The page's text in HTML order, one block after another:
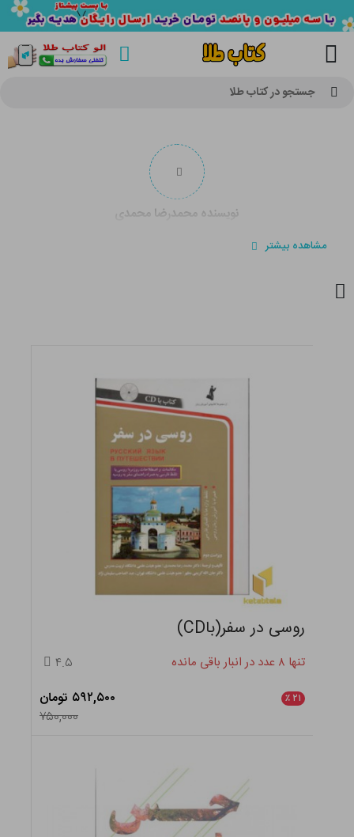
جستجو در کتاب طلا
نویسنده محمدرضا محمدی
مشاهده بیشتر
روسی در سفر(باCD)
تنها ۸ عدد در انبار باقی مانده ۴.۵
۲۱ ٪
۵۹۲,۵۰۰ تومان
۷۵۰,۰۰۰